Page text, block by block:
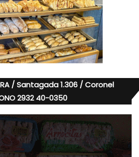
/ Santagada 1.306 / Coronel
2932 40-0350